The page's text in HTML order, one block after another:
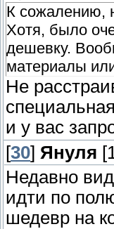
К сожалению,
Хотя, было
дешевку.
материалы
Не
и у вас
[30] Януля
Недавно
идти по
шедевр на